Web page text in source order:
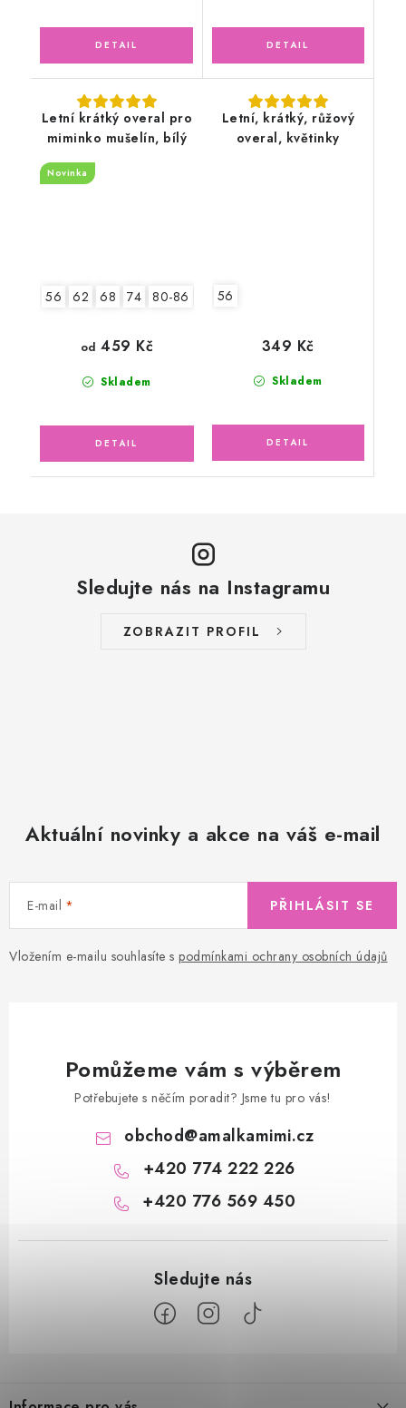
Letní krátký overal pro
miminko mušelín, bílý
Novinka
56 62 68 74 80-86 92-98
Skladem
od 459 Kč
Letní, krátký, růžový
overal, květinky
56
Skladem
349 Kč
Sledujte nás na Instagramu
ZOBRAZIT PROFIL
Aktuální novinky a akce na váš e-mail
E-mail
Vložením e-mailu souhlasíte s podmínkami ochrany osobních údajů
PŘIHLÁSIT SE
Pomůžeme vám s výběrem
Potřebujete s něčím poradit? Jsme tu pro vás!
obchod@amalkamimi.cz
+420 774 222 226
+420 776 569 450